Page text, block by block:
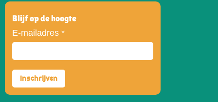
Blijf op de hoogte
E-mailadres *